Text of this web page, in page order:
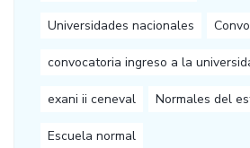
Universidades nacionales
convocatoria ingreso a la
exani ii ceneval Normales del
Escuela normal